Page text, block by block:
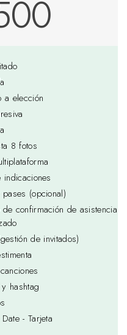
a elección
8 fotos
(opcional)
confirmación de asistencia
de invitados)
hashtag
- Tarjeta